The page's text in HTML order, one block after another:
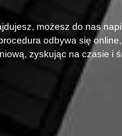
możesz do nas
odbywa się
zyskując na czasie i